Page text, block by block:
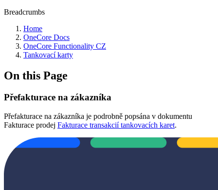
Breadcrumbs
Home
OneCore Docs
OneCore Functionality CZ
Tankovací karty
On this Page
Přefakturace na zákazníka
Přefakturace na zákazníka je podrobně popsána v dokumentu
Fakturace prodej Fakturace transakcií tankovacích karet.